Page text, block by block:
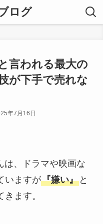
ログ
言われる最大の
が下手で売れな
年7月16日
は、ドラマや映画な
いますが『嫌い』と
ます。